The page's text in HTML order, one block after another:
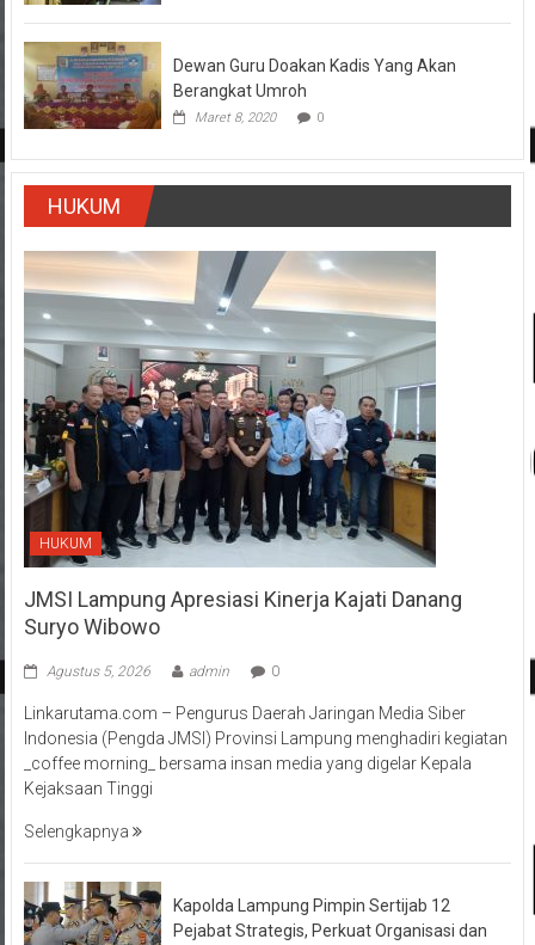
Dewan Guru Doakan Kadis Yang Akan
Berangkat Umroh
Maret 8, 2020 0
HUKUM
HUKUM
JMSI Lampung Apresiasi Kinerja Kajati Danang
Suryo Wibowo
Agustus 5, 2026 admin 0
Linkarutama.com – Pengurus Daerah Jaringan Media Siber
Indonesia (Pengda JMSI) Provinsi Lampung menghadiri kegiatan
_coffee morning_ bersama insan media yang digelar Kepala
Kejaksaan Tinggi
Selengkapnya
Kapolda Lampung Pimpin Sertijab 12
Pejabat Strategis, Perkuat Organisasi dan